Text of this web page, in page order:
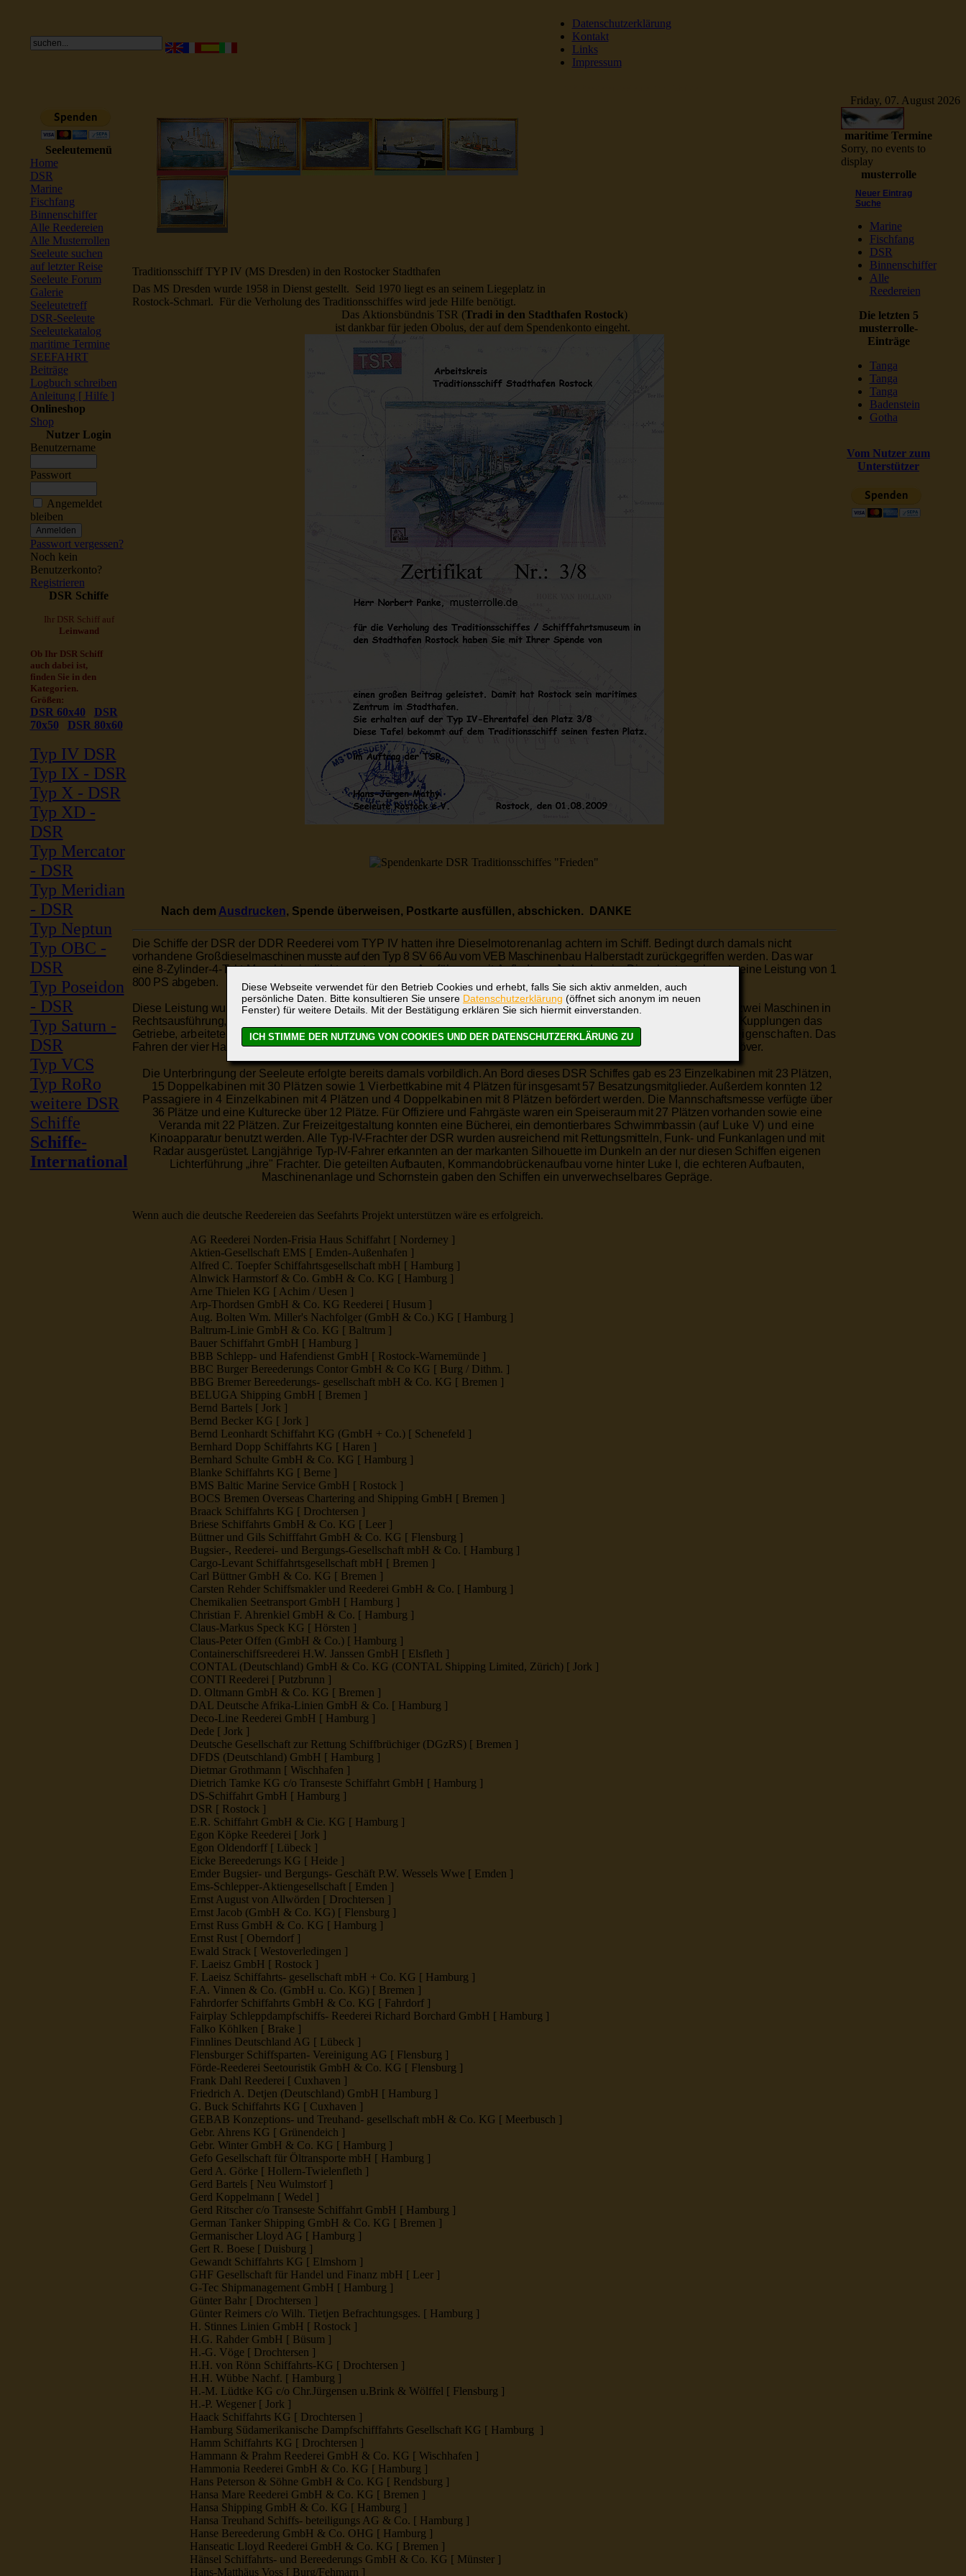
Diese Webseite verwendet für den Betrieb Cookies und erhebt, falls Sie sich aktiv anmelden, auch
persönliche Daten. Bitte konsultieren Sie unsere Datenschutzerklärung (öffnet sich anonym im neuen
Fenster) für weitere Details. Mit der Bestätigung erklären Sie sich hiermit einverstanden.
Datenschutzerklärung
Kontakt
Links
Impressum
Friday, 07. August 2026
Seeleutemenü
Home
DSR
Marine
Fischfang
Binnenschiffer
Alle Reedereien
Alle Musterrollen
Seeleute suchen
auf letzter Reise
Seeleute Forum
Galerie
Seeleutetreff
DSR-Seeleute
Seeleutekatalog
maritime Termine
SEEFAHRT
Beiträge
Logbuch schreiben
Anleitung [ Hilfe ]
Onlineshop
Shop
Nutzer Login
Benutzername
Passwort
Angemeldet
bleiben
Passwort vergessen?
Noch kein
Benutzerkonto?
Registrieren
DSR Schiffe
Ihr DSR Schiff auf
Leinwand
Ob Ihr DSR Schiff
auch dabei ist,
finden Sie in den
Kategorien.
Größen:
DSR 60x40
DSR
70x50
DSR 80x60
Typ IV DSR
Typ IX - DSR
Typ X - DSR
Typ XD -
DSR
Typ Mercator
- DSR
Typ Meridian
- DSR
Typ Neptun
Typ OBC -
DSR
Typ Poseidon
- DSR
Typ Saturn -
DSR
Typ VCS
Typ RoRo
weitere DSR
Schiffe
Schiffe-
International
Traditionsschiff TYP IV (MS Dresden) in den Rostocker Stadthafen
Das MS Dresden wurde 1958 in Dienst gestellt. Seid 1970 liegt es an seinem Liegeplatz in
Rostock-Schmarl. Für die Verholung des Traditionsschiffes wird jede Hilfe benötigt.
Das Aktionsbündnis TSR (Tradi in den Stadthafen Rostock)
ist dankbar für jeden Obolus, der auf dem Spendenkonto eingeht.
Nach dem Ausdrucken, Spende überweisen, Postkarte ausfüllen, abschicken. DANKE
Die Schiffe der DSR der DDR Reederei vom TYP IV hatten ihre Dieselmotorenanlag achtern im Schiff. Bedingt durch damals nicht
vorhandene Großdiesel maschinen musste auf den Typ 8 SV 66 Au vom VEB Maschinenbau Halberstadt zurückgegriffen werden. Das war
eine 8-Zylinder-4-Takt-Maschinein direkt umsteuerbarer Ausführung mit Aufladung.Jeder der vier Dieselmotoren konnteeine Leistung von 1
800 PS abgeben.
Diese Leistung wurde über zwei Wellenleitungenauf dieDoppelschrauben mit je 4,50 m Durchmesser abgegeben.
zwei Maschinen in
Rechtsausführung, linksdrehend
Maschinen in Linksausführung und rechtsdrehend, dazwischengeschaltet über Kupplungen das
Getriebe, arbeiteten auf eine Welle. Die Ausführung als Doppelschraubenschiffgab die Gewähr für günstige Manövriereigenschaften. Das
Fahren der vier Hauptdiesel über einen zentralenFahrstandermöglichte rasches Reagieren auf geforderte Maschinenma növer.
Die Unterbringung der Seeleute erfolgte bereits damals vorbildlich. An Bord dieses DSR Schiffes gab es 23 Einzelkabinen mit 23 Plätzen,
15 Doppelkabinen mit 30 Plätzen sowie 1 Vierbettkabine mit4 Plätzen für insgesamt 57 Besatzungsmitglieder. Außerdem konnten 12
Passagiere in 4 Einzelkabinen mit 4 Plätzen und 4 Doppelkabinen mit 8 Plätzen befördert werden. Die Mann­schaftsmesse verfügte über
36 Plätze und eine Kulturecke über 12 Plätze. Für Offiziere und Fahrgäste waren ein Speiseraum mit 27 Plätzen vorhanden sowie eine
Veranda mit 22 Plätzen. Zur Freizeitgestaltung konnten eine Bücherei, ein demontierbares Schwimmbassin (auf Luke V) und eine
Kinoapparatur benutzt werden. Alle Typ-IV-Frachter der DSR wurden ausreichend mit Rettungsmitteln, Funk- und Funkanlagen und mit
Radar ausgerüstet. Langjährige Typ-IV-Fahrer erkannten an der markanten Silhouette im Dunkeln an der nur diesen Schiffen eigenen
Lichterführung „ihre" Frachter. Die geteil ten Aufbauten, Kommandobrückenaufbau vorne hinter Luke I, die echteren Aufbauten,
Maschinenanlage und Schornstein gaben den Schiffen ein unverwechselbares Gepräge.
Wenn auch die deutsche Reedereien das Seefahrts Projekt unterstützen wäre es erfolgreich.
AG Reederei Norden-Frisia Haus Schiffahrt [ Norderney ]
Aktien-Gesellschaft EMS [ Emden-Außenhafen ]
Alfred C. Toepfer Schiffahrtsgesellschaft mbH [ Hamburg ]
Alnwick Harmstorf & Co. GmbH & Co. KG [ Hamburg ]
Arne Thielen KG [ Achim / Uesen ]
Arp-Thordsen GmbH & Co. KG Reederei [ Husum ]
Aug. Bolten Wm. Miller's Nachfolger (GmbH & Co.) KG [ Hamburg ]
Baltrum-Linie GmbH & Co. KG [ Baltrum ]
Bauer Schiffahrt GmbH [ Hamburg ]
BBB Schlepp- und Hafendienst GmbH [ Rostock-Warnemünde ]
BBC Burger Bereederungs Contor GmbH & Co KG [ Burg / Dithm. ]
BBG Bremer Bereederungs- gesellschaft mbH & Co. KG [ Bremen ]
BELUGA Shipping GmbH [ Bremen ]
Bernd Bartels [ Jork ]
Bernd Becker KG [ Jork ]
Bernd Leonhardt Schiffahrt KG (GmbH + Co.) [ Schenefeld ]
Bernhard Dopp Schiffahrts KG [ Haren ]
Bernhard Schulte GmbH & Co. KG [ Hamburg ]
Blanke Schiffahrts KG [ Berne ]
BMS Baltic Marine Service GmbH [ Rostock ]
BOCS Bremen Overseas Chartering and Shipping GmbH [ Bremen ]
Braack Schiffahrts KG [ Drochtersen ]
Briese Schiffahrts GmbH & Co. KG [ Leer ]
Büttner und Gils Schifffahrt GmbH & Co. KG [ Flensburg ]
Bugsier-, Reederei- und Bergungs-Gesellschaft mbH & Co. [ Hamburg ]
Cargo-Levant Schiffahrtsgesellschaft mbH [ Bremen ]
Carl Büttner GmbH & Co. KG [ Bremen ]
Carsten Rehder Schiffsmakler und Reederei GmbH & Co. [ Hamburg ]
Chemikalien Seetransport GmbH [ Hamburg ]
Christian F. Ahrenkiel GmbH & Co. [ Hamburg ]
Claus-Markus Speck KG [ Hörsten ]
Claus-Peter Offen (GmbH & Co.) [ Hamburg ]
Containerschiffsreederei H.W. Janssen GmbH [ Elsfleth ]
CONTAL (Deutschland) GmbH & Co. KG (CONTAL Shipping Limited, Zürich) [ Jork ]
CONTI Reederei [ Putzbrunn ]
D. Oltmann GmbH & Co. KG [ Bremen ]
DAL Deutsche Afrika-Linien GmbH & Co. [ Hamburg ]
Deco-Line Reederei GmbH [ Hamburg ]
Dede [ Jork ]
Deutsche Gesellschaft zur Rettung Schiffbrüchiger (DGzRS) [ Bremen ]
DFDS (Deutschland) GmbH [ Hamburg ]
Dietmar Grothmann [ Wischhafen ]
Dietrich Tamke KG c/o Transeste Schiffahrt GmbH [ Hamburg ]
DS-Schiffahrt GmbH [ Hamburg ]
DSR [ Rostock ]
E.R. Schiffahrt GmbH & Cie. KG [ Hamburg ]
Egon Köpke Reederei [ Jork ]
Egon Oldendorff [ Lübeck ]
Eicke Bereederungs KG [ Heide ]
Emder Bugsier- und Bergungs- Geschäft P.W. Wessels Wwe [ Emden ]
Ems-Schlepper-Aktiengesellschaft [ Emden ]
Ernst August von Allwörden [ Drochtersen ]
Ernst Jacob (GmbH & Co. KG) [ Flensburg ]
Ernst Russ GmbH & Co. KG [ Hamburg ]
Ernst Rust [ Oberndorf ]
Ewald Strack [ Westoverledingen ]
F. Laeisz GmbH [ Rostock ]
F. Laeisz Schiffahrts- gesellschaft mbH + Co. KG [ Hamburg ]
F.A. Vinnen & Co. (GmbH u. Co. KG) [ Bremen ]
Fahrdorfer Schiffahrts GmbH & Co. KG [ Fahrdorf ]
Fairplay Schleppdampfschiffs- Reederei Richard Borchard GmbH [ Hamburg ]
Falko Köhlken [ Brake ]
Finnlines Deutschland AG [ Lübeck ]
Flensburger Schiffsparten- Vereinigung AG [ Flensburg ]
Förde-Reederei Seetouristik GmbH & Co. KG [ Flensburg ]
Frank Dahl Reederei [ Cuxhaven ]
Friedrich A. Detjen (Deutschland) GmbH [ Hamburg ]
G. Buck Schiffahrts KG [ Cuxhaven ]
GEBAB Konzeptions- und Treuhand- gesellschaft mbH & Co. KG [ Meerbusch ]
Gebr. Ahrens KG [ Grünendeich ]
Gebr. Winter GmbH & Co. KG [ Hamburg ]
Gefo Gesellschaft für Öltransporte mbH [ Hamburg ]
Gerd A. Görke [ Hollern-Twielenfleth ]
Gerd Bartels [ Neu Wulmstorf ]
Gerd Koppelmann [ Wedel ]
Gerd Ritscher c/o Transeste Schiffahrt GmbH [ Hamburg ]
German Tanker Shipping GmbH & Co. KG [ Bremen ]
Germanischer Lloyd AG [ Hamburg ]
Gert R. Boese [ Duisburg ]
Gewandt Schiffahrts KG [ Elmshorn ]
GHF Gesellschaft für Handel und Finanz mbH [ Leer ]
G-Tec Shipmanagement GmbH [ Hamburg ]
Günter Bahr [ Drochtersen ]
Günter Reimers c/o Wilh. Tietjen Befrachtungsges. [ Hamburg ]
H. Stinnes Linien GmbH [ Rostock ]
H.G. Rahder GmbH [ Büsum ]
H.-G. Vöge [ Drochtersen ]
H.H. von Rönn Schiffahrts-KG [ Drochtersen ]
H.H. Wübbe Nachf. [ Hamburg ]
H.-M. Lüdtke KG c/o Chr.Jürgensen u.Brink & Wölffel [ Flensburg ]
H.-P. Wegener [ Jork ]
Haack Schiffahrts KG [ Drochtersen ]
Hamburg Südamerikanische Dampfschifffahrts Gesellschaft KG [ Hamburg ]
Hamm Schiffahrts KG [ Drochtersen ]
Hammann & Prahm Reederei GmbH & Co. KG [ Wischhafen ]
Hammonia Reederei GmbH & Co. KG [ Hamburg ]
Hans Peterson & Söhne GmbH & Co. KG [ Rendsburg ]
Hansa Mare Reederei GmbH & Co. KG [ Bremen ]
Hansa Shipping GmbH & Co. KG [ Hamburg ]
Hansa Treuhand Schiffs- beteiligungs AG & Co. [ Hamburg ]
Hanse Bereederung GmbH & Co. OHG [ Hamburg ]
Hanseatic Lloyd Reederei GmbH & Co. KG [ Bremen ]
Hänsel Schiffahrts- und Bereederungs GmbH & Co. KG [ Münster ]
Hans-Matthäus Voss [ Burg/Fehmarn ]
maritime Termine
Sorry, no events to
display
musterrolle
Neuer Eintrag
Suche
Marine
Fischfang
DSR
Binnenschiffer
Alle
Reedereien
Die letzten 5
musterrolle-
Einträge
Tanga
Tanga
Tanga
Badenstein
Gotha
Vom Nutzer zum
Unterstützer